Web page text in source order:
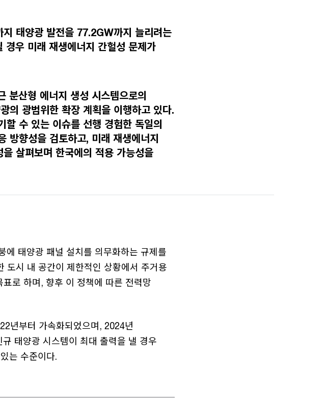
태양광 발전을 77.2GW까지 늘리려는
경우 미래 재생에너지 간헐성 문제가
분산형 에너지 생성 시스템으로의
의 광범위한 확장 계획을 이행하고 있다.
수 있는 이슈를 선행 경험한 독일의
방향성을 검토하고, 미래 재생에너지
살펴보며 한국에의 적용 가능성을
에 태양광 패널 설치를 의무화하는 규제를
도시 내 공간이 제한적인 상황에서 주거용
로 하며, 향후 이 정책에 따른 전력망
년부터 가속화되었으며, 2024년
태양광 시스템이 최대 출력을 낼 경우
는 수준이다.